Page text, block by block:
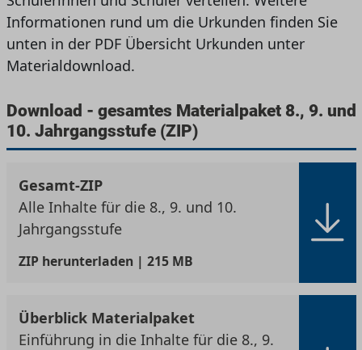
Informationen rund um die Urkunden finden Sie
unten in der PDF Übersicht Urkunden unter
Materialdownload.
Download - gesamtes Materialpaket 8., 9. und
10. Jahrgangsstufe (ZIP)
Gesamt-ZIP
Alle Inhalte für die 8., 9. und 10.
Jahrgangsstufe
ZIP herunterladen | 215 MB
Überblick Materialpaket
Einführung in die Inhalte für die 8., 9.